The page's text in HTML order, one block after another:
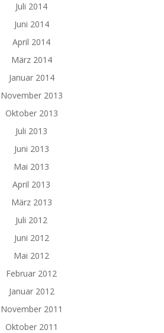
Juli 2014
Juni 2014
April 2014
März 2014
Januar 2014
November 2013
Oktober 2013
Juli 2013
Juni 2013
Mai 2013
April 2013
März 2013
Juli 2012
Juni 2012
Mai 2012
Februar 2012
Januar 2012
November 2011
Oktober 2011